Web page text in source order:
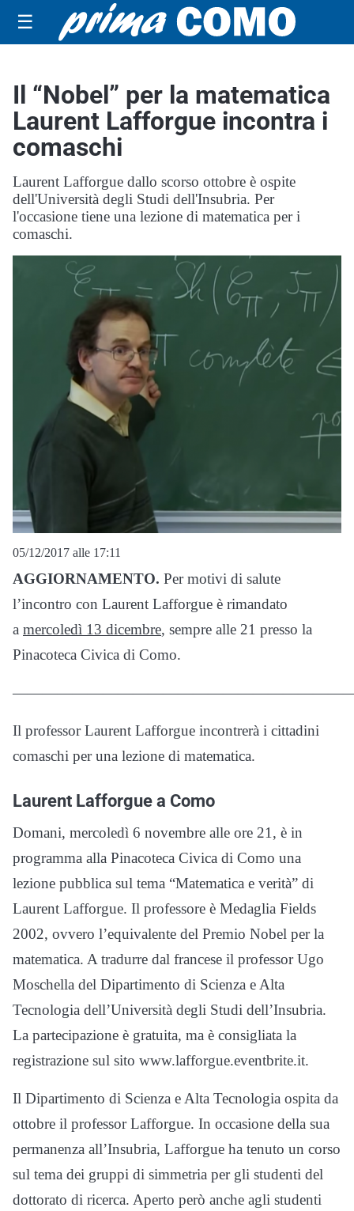
☰
Il “Nobel” per la matematica
Laurent Lafforgue incontra i
comaschi
Laurent Lafforgue dallo scorso ottobre è ospite
dell'Università degli Studi dell'Insubria. Per
l'occasione tiene una lezione di matematica per i
comaschi.
05/12/2017 alle 17:11
AGGIORNAMENTO. Per motivi di salute
l’incontro con Laurent Lafforgue è rimandato
a mercoledì 13 dicembre, sempre alle 21 presso la
Pinacoteca Civica di Como.
Il professor Laurent Lafforgue incontrerà i cittadini
comaschi per una lezione di matematica.
Laurent Lafforgue a Como
Domani, mercoledì 6 novembre alle ore 21, è in
programma alla Pinacoteca Civica di Como una
lezione pubblica sul tema “Matematica e verità” di
Laurent Lafforgue. Il professore è Medaglia Fields
2002, ovvero l’equivalente del Premio Nobel per la
matematica. A tradurre dal francese il professor Ugo
Moschella del Dipartimento di Scienza e Alta
Tecnologia dell’Università degli Studi dell’Insubria.
La partecipazione è gratuita, ma è consigliata la
registrazione sul sito www.lafforgue.eventbrite.it.
Il Dipartimento di Scienza e Alta Tecnologia ospita da
ottobre il professor Lafforgue. In occasione della sua
permanenza all’Insubria, Lafforgue ha tenuto un corso
sul tema dei gruppi di simmetria per gli studenti del
dottorato di ricerca. Aperto però anche agli studenti